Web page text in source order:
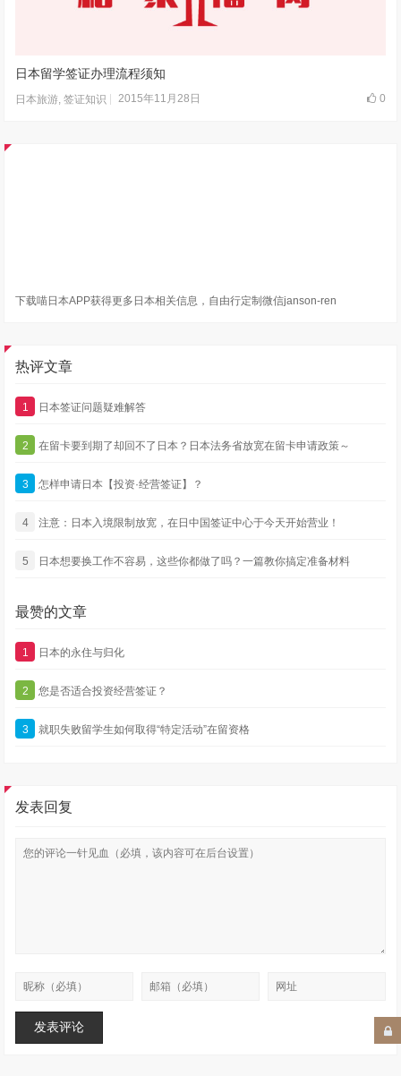
日本留学签证办理流程须知
日本旅游 ,签证知识 2015年11月28日 0
下载喵日本APP获得更多日本相关信息，自由行定制微信janson-ren
热评文章
1 日本签证问题疑难解答
2 在留卡要到期了却回不了日本？日本法务省放宽在留卡申请政策～
3 怎样申请日本【投资·经营签证】？
4 注意：日本入境限制放宽，在日中国签证中心于今天开始营业！
5 日本想要换工作不容易，这些你都做了吗？一篇教你搞定准备材料
最赞的文章
1 日本的永住与归化
2 您是否适合投资经营签证？
3 就职失败留学生如何取得“特定活动”在留资格
发表回复